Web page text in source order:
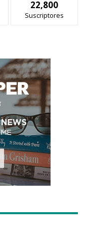
22,800
Suscriptores